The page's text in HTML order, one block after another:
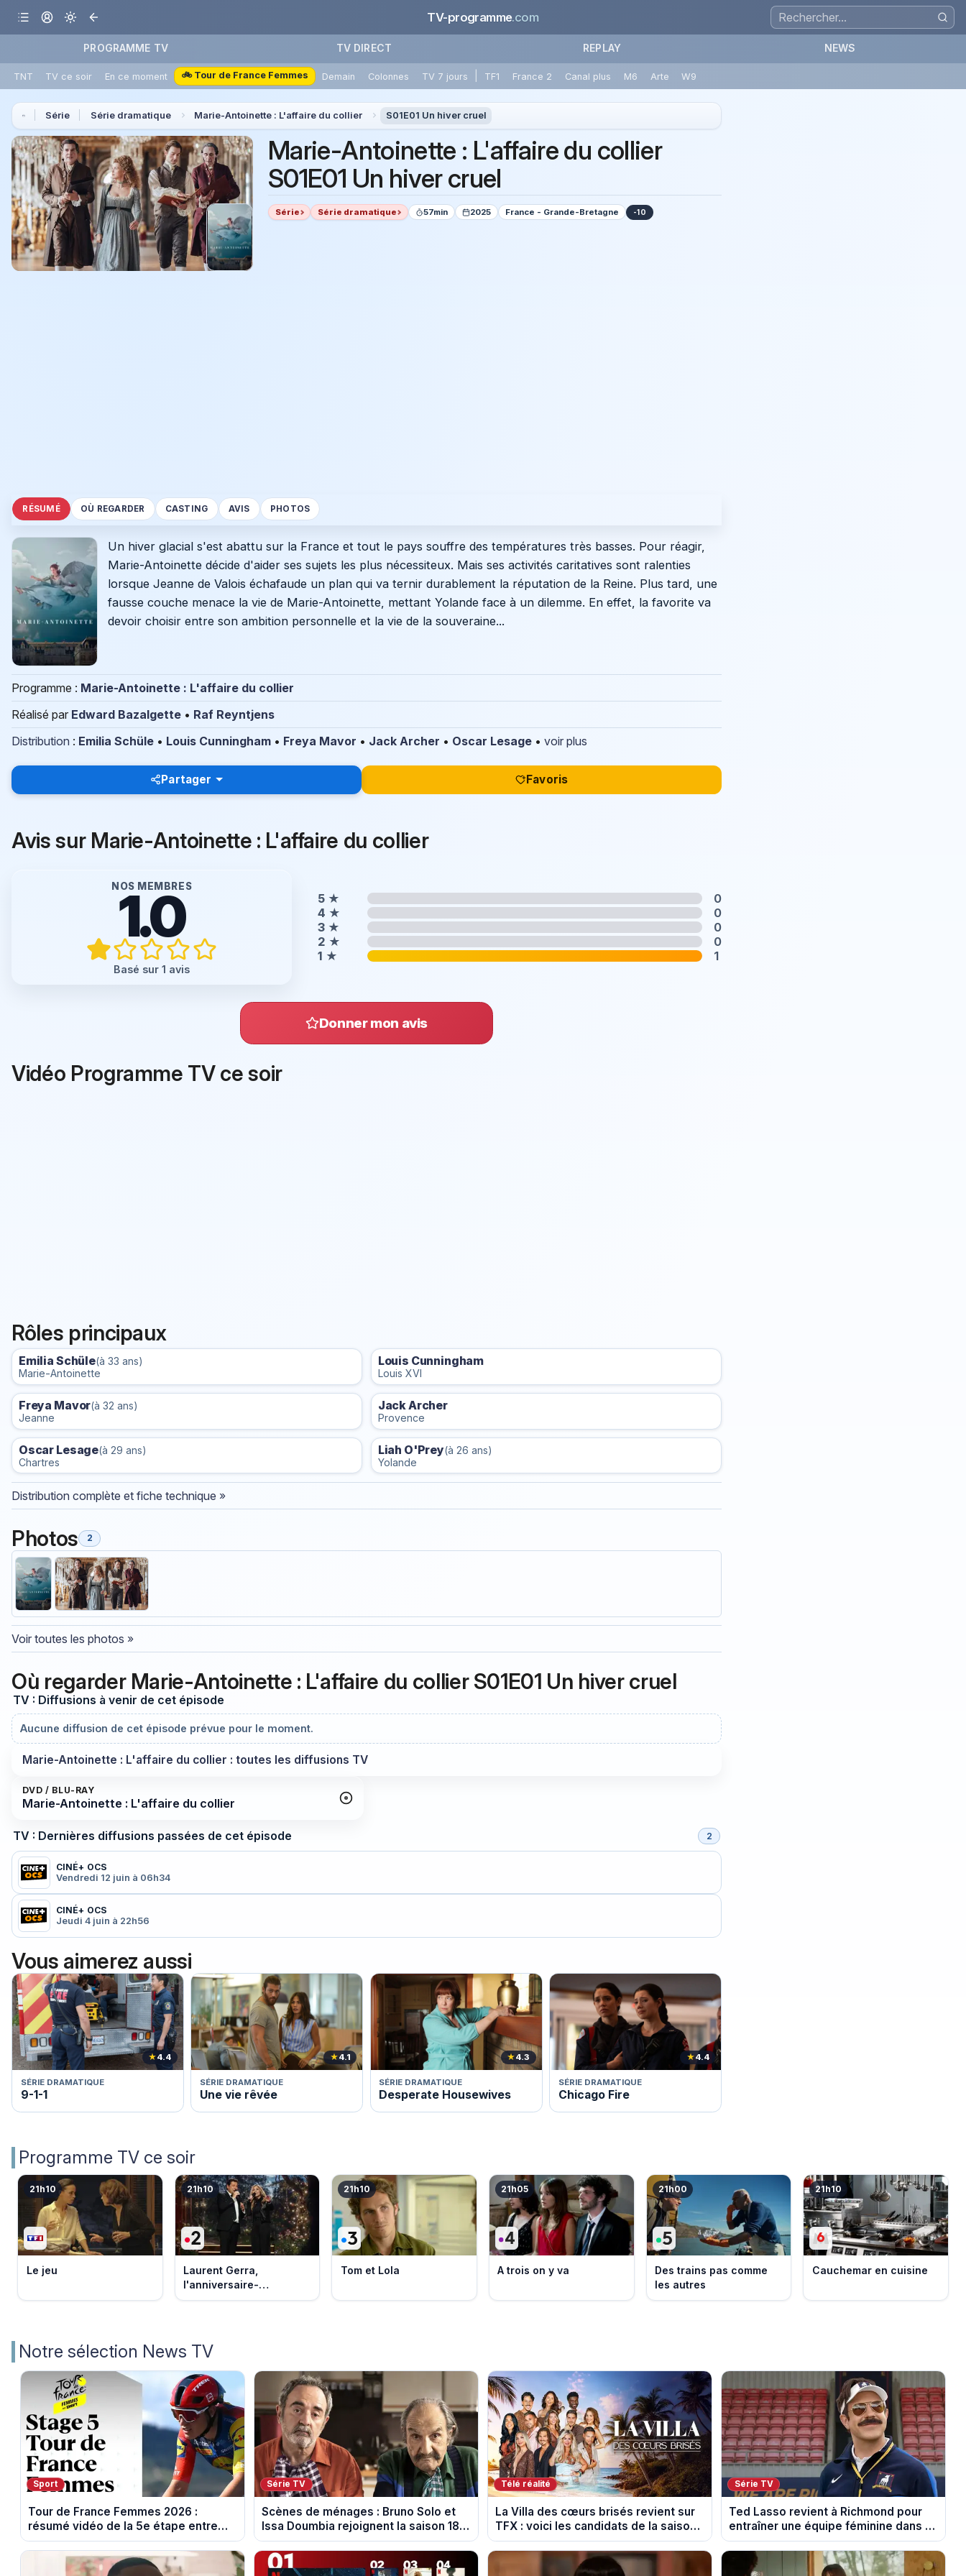
TV-programme.com
PROGRAMME TV TV DIRECT REPLAY NEWS
TNT TV ce soir En ce moment 🚲 Tour de France Femmes Demain Colonnes TV 7 jours TF1 France 2 Canal plus M6 Arte W9
Série Série dramatique Marie-Antoinette : L'affaire du collier S01E01 Un hiver cruel
Marie-Antoinette : L'affaire du collier
S01E01 Un hiver cruel
Série Série dramatique 57min 2025 France - Grande-Bretagne -10
RÉSUMÉ OÙ REGARDER CASTING AVIS PHOTOS
Un hiver glacial s'est abattu sur la France et tout le pays souffre des températures très basses. Pour réagir,
Marie-Antoinette décide d'aider ses sujets les plus nécessiteux. Mais ses activités caritatives sont ralenties
lorsque Jeanne de Valois échafaude un plan qui va ternir durablement la réputation de la Reine. Plus tard, une
fausse couche menace la vie de Marie-Antoinette, mettant Yolande face à un dilemme. En effet, la favorite va
devoir choisir entre son ambition personnelle et la vie de la souveraine...
Programme : Marie-Antoinette : L'affaire du collier
Réalisé par Edward Bazalgette • Raf Reyntjens
Distribution : Emilia Schüle • Louis Cunningham • Freya Mavor • Jack Archer • Oscar Lesage • voir plus
Partager Favoris
Avis sur Marie-Antoinette : L'affaire du collier
NOS MEMBRES
1.0
Basé sur 1 avis
5 ★
0
4 ★
0
3 ★
0
2 ★
0
1 ★ 1
Donner mon avis
Vidéo Programme TV ce soir
Rôles principaux
Emilia Schüle(à 33 ans)
Marie-Antoinette
Louis Cunningham
Louis XVI
Freya Mavor(à 32 ans)
Jeanne
Jack Archer
Provence
Oscar Lesage(à 29 ans)
Chartres
Liah O'Prey(à 26 ans)
Yolande
Distribution complète et fiche technique »
Photos 2
Voir toutes les photos »
Où regarder Marie-Antoinette : L'affaire du collier S01E01 Un hiver cruel
TV : Diffusions à venir de cet épisode
Aucune diffusion de cet épisode prévue pour le moment.
Marie-Antoinette : L'affaire du collier : toutes les diffusions TV
DVD / BLU-RAY
Marie-Antoinette : L'affaire du collier
TV : Dernières diffusions passées de cet épisode 2
CINÉ+ OCS
Vendredi 12 juin à 06h34
CINÉ+ OCS
Jeudi 4 juin à 22h56
Vous aimerez aussi
★4.4
SÉRIE DRAMATIQUE
9-1-1
★4.1
SÉRIE DRAMATIQUE
Une vie rêvée
★4.3
SÉRIE DRAMATIQUE
Desperate Housewives
★4.4
SÉRIE DRAMATIQUE
Chicago Fire
Programme TV ce soir
21h10
Le jeu
21h10
Laurent Gerra,
l'anniversaire-
événement
21h10
Tom et Lola
21h05
A trois on y va
21h00
Des trains pas comme
les autres
21h10
Cauchemar en cuisine
Notre sélection News TV
Sport
Tour de France Femmes 2026 :
résumé vidéo de la 5e étape entre
Mâcon et Belleville-en-Beaujolais
Série TV
Scènes de ménages : Bruno Solo et
Issa Doumbia rejoignent la saison 18
sur M6
Télé réalité
La Villa des cœurs brisés revient sur
TFX : voici les candidats de la saison
11 au Mexique
Série TV
Ted Lasso revient à Richmond pour
entraîner une équipe féminine dans la
saison 4